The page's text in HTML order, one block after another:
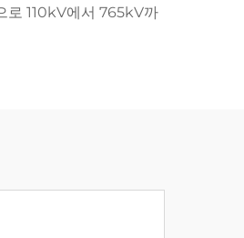
로 110kV에서 765kV까